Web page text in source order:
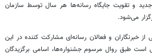
و تقویت جایگاه رسانه‌ها هر سال توسط سازمان
می‌شود.
خبرنگاران و فعالان رسانه‌ای مشارکت کننده در این
است طبق روال مرسوم جشنواره‌ها، اسامی برگزیدگان